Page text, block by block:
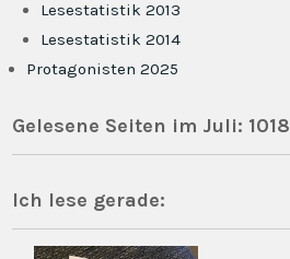
Lesestatistik 2013
Lesestatistik 2014
Protagonisten 2025
Gelesene Seiten im Juli: 1018
Ich lese gerade: